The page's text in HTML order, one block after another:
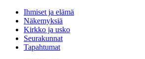
Ihmiset ja elämä
Näkemyksiä
Kirkko ja usko
Seurakunnat
Tapahtumat